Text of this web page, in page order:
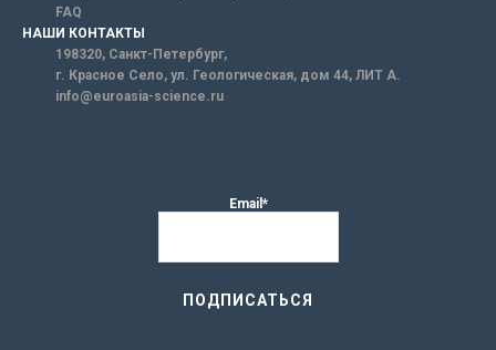
FAQ
НАШИ КОНТАКТЫ
198320, Санкт-Петербург,
г. Красное Село, ул. Геологическая, дом 44, ЛИТ А.
info@euroasia-science.ru
Email*